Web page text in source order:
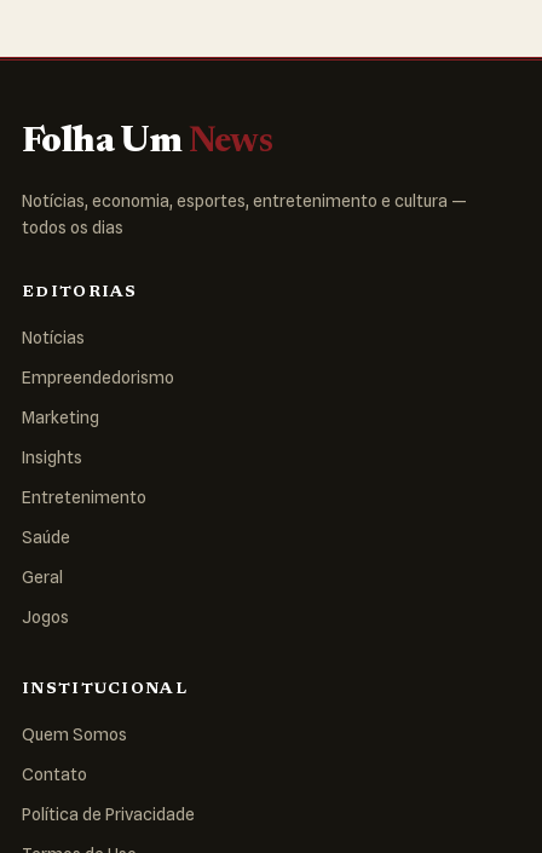
Folha Um News
Notícias, economia, esportes, entretenimento e cultura —
todos os dias
EDITORIAS
Notícias
Empreendedorismo
Marketing
Insights
Entretenimento
Saúde
Geral
Jogos
INSTITUCIONAL
Quem Somos
Contato
Política de Privacidade